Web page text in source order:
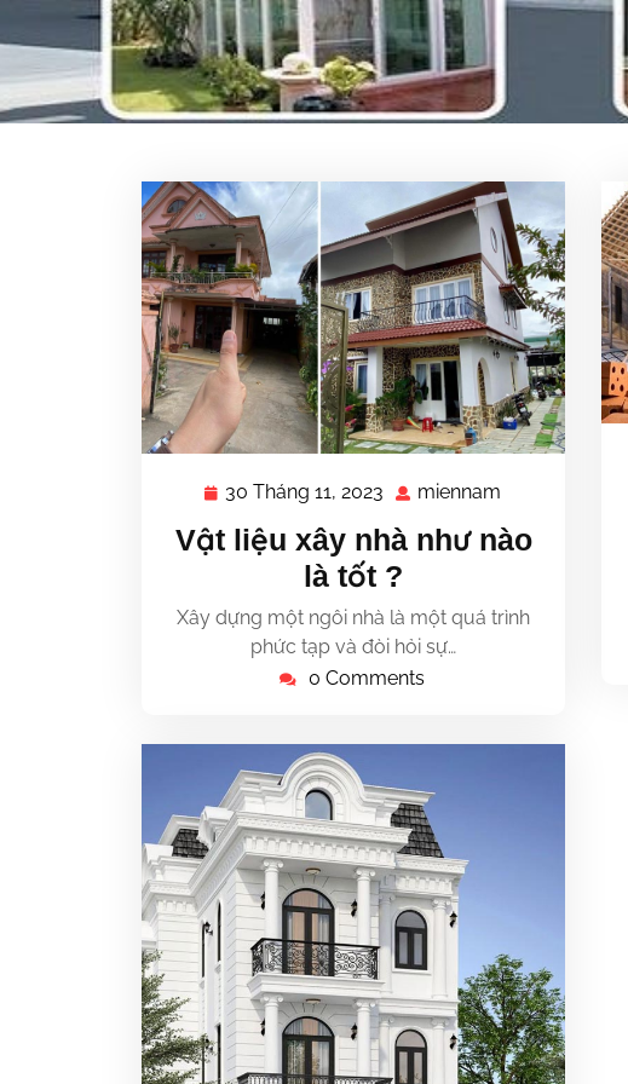
30 Tháng 11, 2023 30
11,
2023
miennam
Vật liệu xây nhà như nào
là tốt ?
Xây dựng một ngôi nhà là một quá trình
phức tạp và đòi hỏi sự…
0 Comments